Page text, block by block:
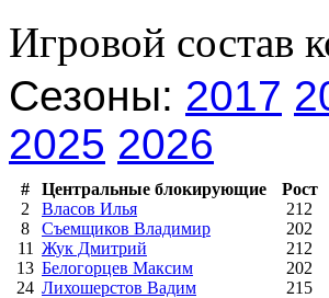
Игровой состав
Сезоны: 2017
2025 2026
# Центральные блокирующие Рост
2
Власов Илья 212
8
Съемщиков Владимир 202
11 Жук Дмитрий 212
13 Белогорцев Максим 202
24 Лихошерстов Вадим 215